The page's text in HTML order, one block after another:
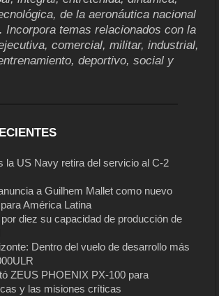
de la aeronáutica nacional
Incorpora temas relacionados con la
comercial, militar, industrial,
deportivo, social y
la US Navy retira del servicio al C-2
a Guilhem Mallet como nuevo
América Latina
diez su capacidad de producción de
Dentro del vuelo de desarrollo más
ZEUS PHOENIX PX-100 para
y las misiones críticas